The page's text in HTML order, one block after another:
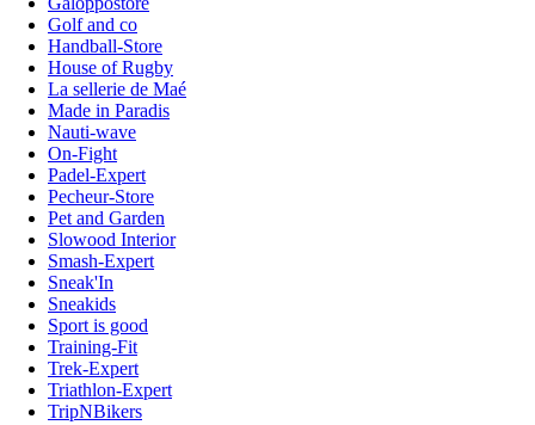
Golf and co
Handball-Store
House of Rugby
La sellerie de Maé
Made in Paradis
Nauti-wave
On-Fight
Padel-Expert
Pecheur-Store
Pet and Garden
Slowood Interior
Smash-Expert
Sneak'In
Sneakids
Sport is good
Training-Fit
Trek-Expert
Triathlon-Expert
TripNBikers